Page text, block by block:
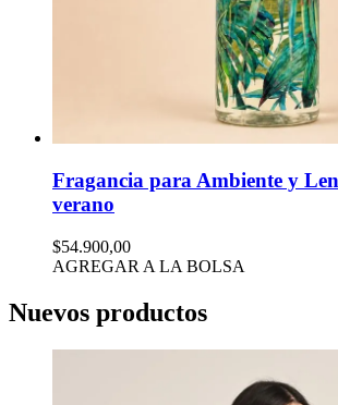
Fragancia para Ambiente y
verano
$54.900,00
AGREGAR A LA BOLSA
Nuevos productos